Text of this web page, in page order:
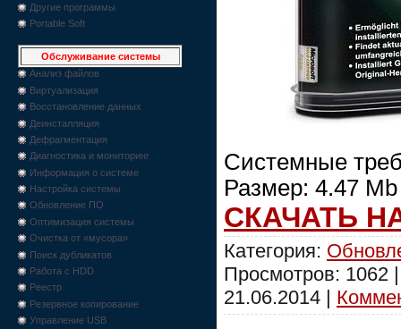
Другие программы
Portable Soft
Обслуживание системы
Анализ файлов
Виртуализация
Восстановление данных
Деинсталляция
Дефрагментация
Диагностика и мониторинг
Информация о системе
Настройка системы
Обновление ПО
Оптимизация системы
Очистка от «мусора»
Поиск дубликатов
Работа с HDD
Реестр
Резервное копирование
Управление USB
Системные
Размер: 4.47 Mb
СКАЧАТЬ
Категория:
Просмотров: 1062
21.06.2014 |